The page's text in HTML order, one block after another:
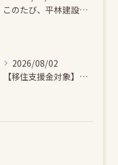
このたび、平林建設では、お子さまが木とふれあい・木について学...
2026/08/02
【移住支援金対象】【未経験歓迎】大多喜町で「見えないところも...